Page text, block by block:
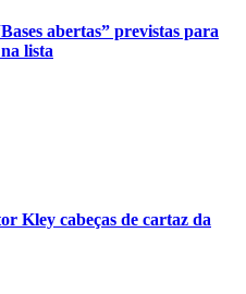
abertas” previstas para
lista
Kley cabeças de cartaz da